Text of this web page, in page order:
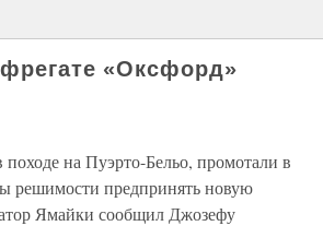
«Оксфорд»
на Пуэрто-Бельо, промотали в
решимости предпринять новую
Ямайки сообщил Джозефу